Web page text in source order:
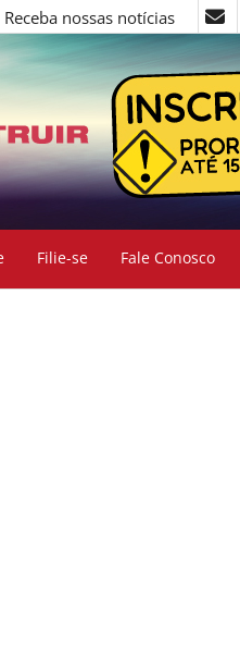
Receba nossas notícias
Filie-se Fale Conosco